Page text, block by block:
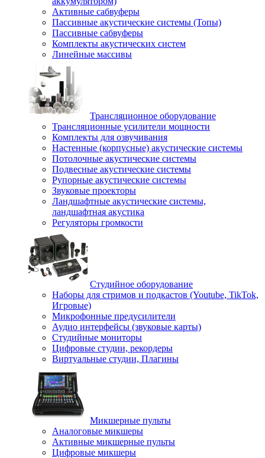
Активные сабвуферы
Пассивные акустические системы (Топы)
Пассивные сабвуферы
Комплекты акустических систем
Линейные массивы
Трансляционное оборудование
Трансляционные усилители мощности
Комплекты для озвучивания
Настенные (корпусные) акустические системы
Потолочные акустические системы
Подвесные акустические системы
Рупорные акустические системы
Звуковые проекторы
Ландшафтные акустические системы,
ландшафтная акустика
Регуляторы громкости
Студийное оборудование
Наборы для стримов и подкастов (Youtube, TikTok,
Игровые)
Микрофонные предусилители
Аудио интерфейсы (звуковые карты)
Студийные мониторы
Цифровые студии, рекордеры
Виртуальные студии, Плагины
Микшерные пульты
Аналоговые микшеры
Активные микшерные пульты
Цифровые микшеры